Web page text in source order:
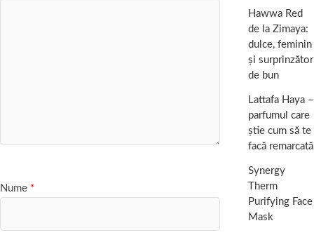
Nume *
Hawwa Red
de la Zimaya:
dulce, feminin
și surprinzător
de bun
Lattafa Haya –
parfumul care
știe cum să te
facă remarcată
Synergy
Therm
Purifying Face
Mask